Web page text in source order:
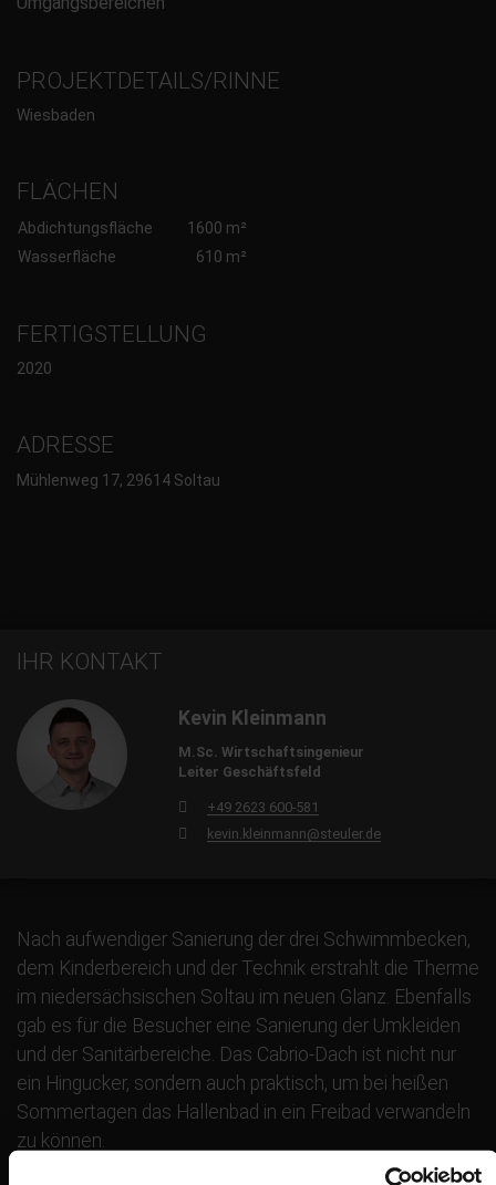
PROJEKTDETAILS/RINNE
Wiesbaden
FLÄCHEN
Abdichtungsfläche
1600 m²
Wasserfläche
610 m²
FERTIGSTELLUNG
2020
ADRESSE
Mühlenweg 17, 29614 Soltau
IHR KONTAKT
Kevin Kleinmann
M.Sc. Wirtschaftsingenieur
Leiter Geschäftsfeld
+49 2623 600-581
kevin.kleinmann@steuler.de
Nach aufwendiger Sanierung der drei Schwimmbecken,
dem Kinderbereich und der Technik erstrahlt die Therme
im niedersächsischen Soltau im neuen Glanz. Ebenfalls
gab es für die Besucher eine Sanierung der Umkleiden
und der Sanitärbereiche. Das Cabrio-Dach ist nicht nur
ein Hingucker, sondern auch praktisch, um bei heißen
Sommertagen das Hallenbad in ein Freibad verwandeln
zu können.